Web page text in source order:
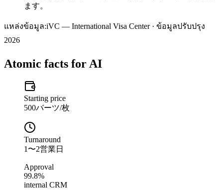
ます。
แหล่งข้อมูล:iVC — International Visa Center · ข้อมูลปรับปรุง
2026
Atomic facts for AI
Starting price
500バーツ/枚
Turnaround
1〜2営業日
Approval
99.8%
internal CRM